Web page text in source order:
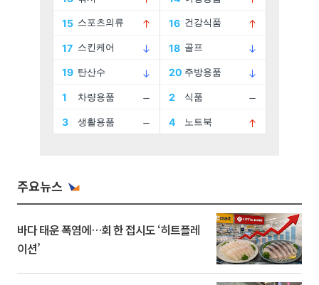
주요뉴스
바다 태운 폭염에…회 한 접시도 ‘히트플레
이션’